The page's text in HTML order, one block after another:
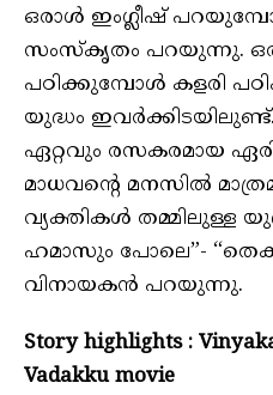
ഒരാൾ ഇംഗ്ലീഷ്
സംസ്കൃതം പറയുന്നു.
പഠിക്കുമ്പോൾ കളരി
യുദ്ധം
ഏറ്റവും രസകരമായ
മാധവന്റെ മനസിൽ
വ്യക്തികൾ തമ്മിലുള്ള
ഹമാസും പോലെ”-
വിനായകൻ പറയുന്നു.
Story highlights :
Vadakku movie